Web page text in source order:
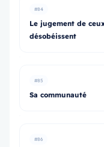
#84
Le jugement de
désobéissent
#85
Sa communauté
#86